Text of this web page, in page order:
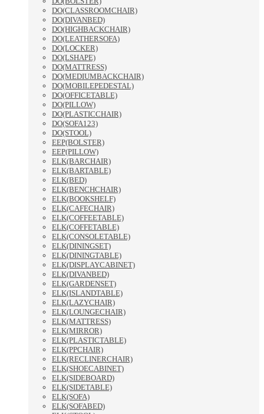
DO(CLASSROOMCHAIR)
DO(DIVANBED)
DO(HIGHBACKCHAIR)
DO(LEATHERSOFA)
DO(LOCKER)
DO(LSHAPE)
DO(MATTRESS)
DO(MEDIUMBACKCHAIR)
DO(MOBILEPEDESTAL)
DO(OFFICETABLE)
DO(PILLOW)
DO(PLASTICCHAIR)
DO(SOFA123)
DO(STOOL)
EEP(BOLSTER)
EEP(PILLOW)
ELK(BARCHAIR)
ELK(BARTABLE)
ELK(BED)
ELK(BENCHCHAIR)
ELK(BOOKSHELF)
ELK(CAFECHAIR)
ELK(COFFEETABLE)
ELK(COFFETABLE)
ELK(CONSOLETABLE)
ELK(DININGSET)
ELK(DININGTABLE)
ELK(DISPLAYCABINET)
ELK(DIVANBED)
ELK(GARDENSET)
ELK(ISLANDTABLE)
ELK(LAZYCHAIR)
ELK(LOUNGECHAIR)
ELK(MATTRESS)
ELK(MIRROR)
ELK(PLASTICTABLE)
ELK(PPCHAIR)
ELK(RECLINERCHAIR)
ELK(SHOECABINET)
ELK(SIDEBOARD)
ELK(SIDETABLE)
ELK(SOFA)
ELK(SOFABED)